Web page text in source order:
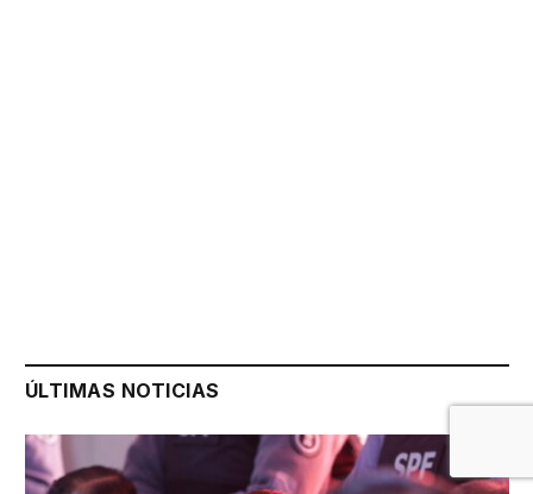
ÚLTIMAS NOTICIAS